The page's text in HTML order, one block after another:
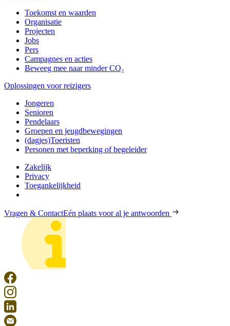
Toekomst en waarden
Organisatie
Projecten
Jobs
Pers
Campagnes en acties
Beweeg mee naar minder CO₂
Oplossingen voor reizigers
Jongeren
Senioren
Pendelaars
Groepen en jeugdbewegingen
(dagjes)Toeristen
Personen met beperking of begeleider
Zakelijk
Privacy
Toegankelijkheid
Vragen & ContactEén plaats voor al je antwoorden